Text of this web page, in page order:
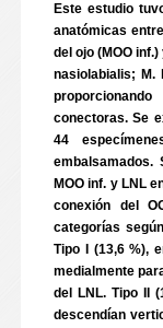
Este estudio
anatómicas
del ojo (MOO
nasiolabialis; M.
conectoras. Se
44
embalsamados.
MOO inf. y LNL
conexión del
categorías
Tipo I (13,6 %),
medialmente
del LNL. Tipo II
descendían